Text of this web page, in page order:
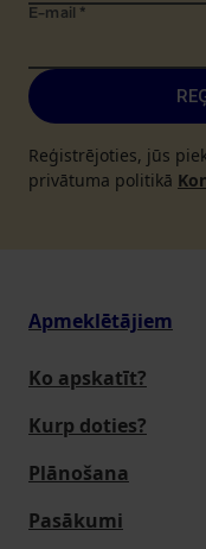
E-mail *
Reģistrējoties, jūs
privātuma politikā
Apmeklētājiem
Ko apskatīt?
Kurp doties?
Plānošana
Pasākumi